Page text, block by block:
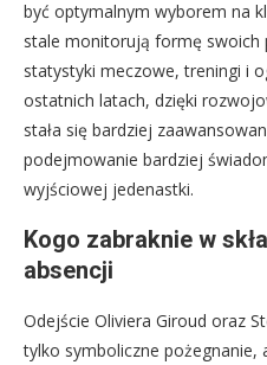
być optymalnym wyborem na
stale monitorują formę swoich
statystyki meczowe, treningi i
ostatnich latach, dzięki
stała się bardziej
podejmowanie bardziej
wyjściowej jedenastki.
Kogo zabraknie w
absencji
Odejście Oliviera Giroud oraz
tylko symboliczne pożegnanie,